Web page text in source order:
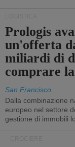
Prologis
un'offerta
miliardi di
comprare
San Francisco
Dalla combinazione
europeo nel settore
gestione di immobili